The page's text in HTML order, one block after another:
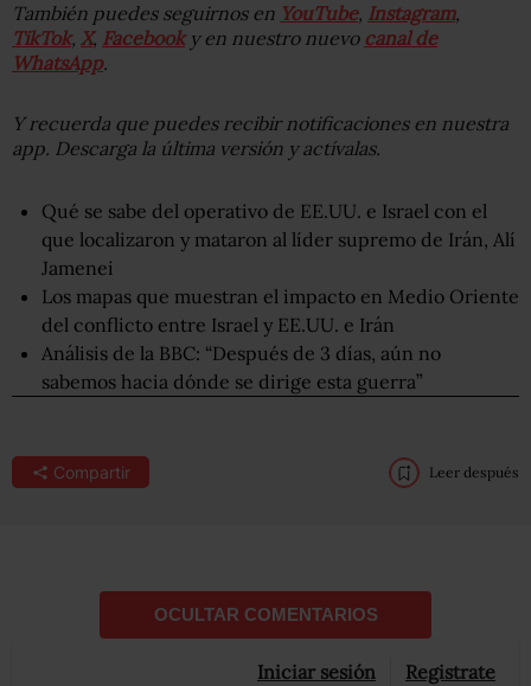
También puedes seguirnos en YouTube, Instagram,
TikTok, X, Facebooky en nuestro nuevo canal de
WhatsApp.
Y recuerda que puedes recibir notificaciones en nuestra
app. Descarga la última versión y actívalas.
Qué se sabe del operativo de EE.UU. e Israel con el
que localizaron y mataron al líder supremo de Irán, Alí
Jamenei
Los mapas que muestran el impacto en Medio Oriente
del conflicto entre Israel y EE.UU. e Irán
Análisis de la BBC: “Después de 3 días, aún no
sabemos hacia dónde se dirige esta guerra”
Compartir Leer después
OCULTAR COMENTARIOS
Iniciar sesión Registrate